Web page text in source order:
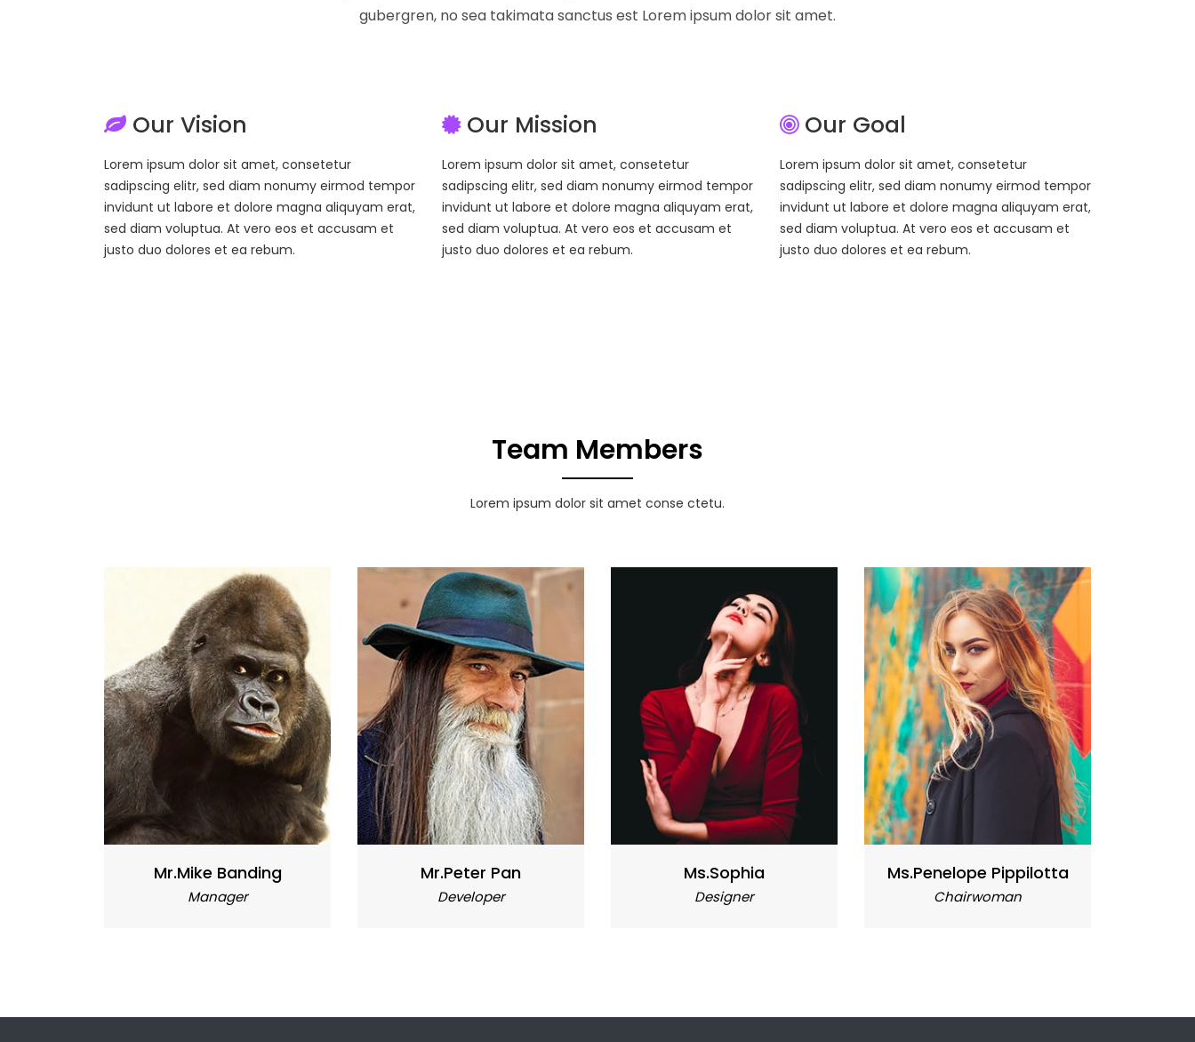
gubergren, no sea takimata sanctus est Lorem ipsum dolor sit amet.
Our Vision
Lorem ipsum dolor sit amet, consetetur
sadipscing elitr, sed diam nonumy eirmod tempor
invidunt ut labore et dolore magna aliquyam erat,
sed diam voluptua. At vero eos et accusam et
justo duo dolores et ea rebum.
Our Mission
Lorem ipsum dolor sit amet, consetetur
sadipscing elitr, sed diam nonumy eirmod tempor
invidunt ut labore et dolore magna aliquyam erat,
sed diam voluptua. At vero eos et accusam et
justo duo dolores et ea rebum.
Our Goal
Lorem ipsum dolor sit amet, consetetur
sadipscing elitr, sed diam nonumy eirmod tempor
invidunt ut labore et dolore magna aliquyam erat,
sed diam voluptua. At vero eos et accusam et
justo duo dolores et ea rebum.
Team Members
Lorem ipsum dolor sit amet conse ctetu.
Mr.Mike Banding
Manager
Mr.Peter Pan
Developer
Ms.Sophia
Designer
Ms.Penelope Pippilotta
Chairwoman